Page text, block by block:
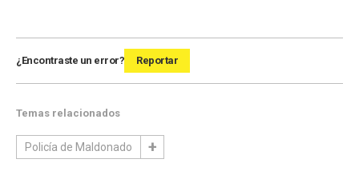
¿Encontraste un error? Reportar
Temas relacionados
Policía de Maldonado